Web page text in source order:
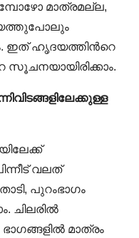
മാത്രമല്ല,
ഇത് ഹൃദയത്തിന്‍റെ
സൂചനയായിരിക്കാം.
വലത്
പുറംഭാഗം
ചിലരില്‍
മാത്രം